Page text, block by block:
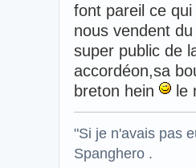
font pareil ce
nous vendent
super public de
accordéon,sa
breton hein
le
"Si je n'avais pas
Spanghero .